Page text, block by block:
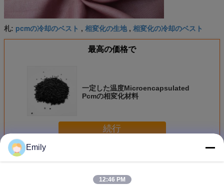
札: pcmの冷却のベスト , 相変化の生地, 相変化の冷却のベスト
最高の価格で
一定した温度Microencapsulated
Pcmの相変化材料
続行
多くマイクロPCMの相変化材料
Emily
12:46 PM